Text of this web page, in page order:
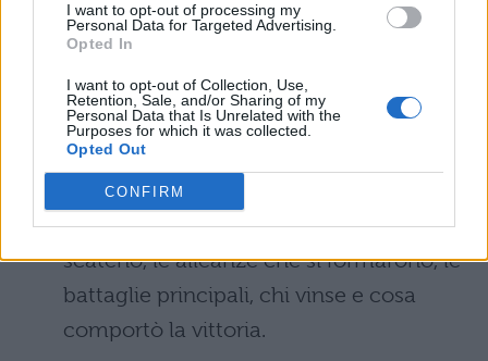
I want to opt-out of processing my
Personal Data for Targeted Advertising.
Opted In
I want to opt-out of Collection, Use,
Retention, Sale, and/or Sharing of my
Personal Data that Is Unrelated with the
Purposes for which it was collected.
Opted Out
CONFIRM
Ricordate che non dovete conoscere
tutte le date e tutti i minimi dettagli:
andate dritti al succo del discorso. Ai
professori interessa che voi conosciate
gli argomenti a grandi linee. Solo per
fare un esempio: della prima guerra
mondiale è importante conoscere chi la
scatenò, le alleanze che si formarono, le
battaglie principali, chi vinse e cosa
comportò la vittoria.